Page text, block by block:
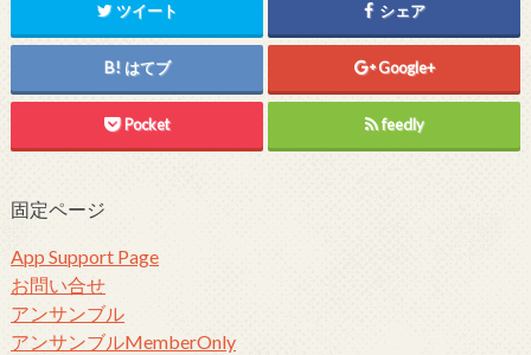
ツイート シェア
はてブ Google+
Pocket feedly
固定ページ
App Support Page
お問い合せ
アンサンブル
アンサンブルMemberOnly